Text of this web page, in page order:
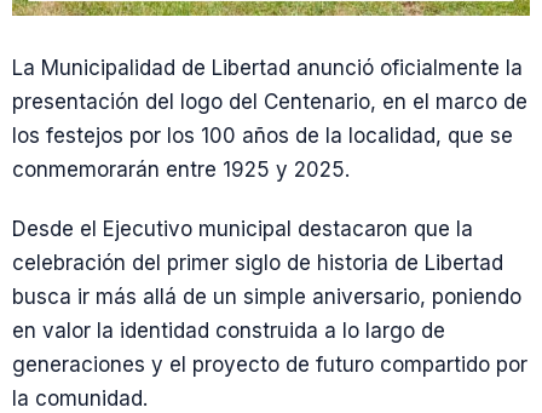
La Municipalidad de Libertad anunció oficialmente la
presentación del logo del Centenario, en el marco de
los festejos por los 100 años de la localidad, que se
conmemorarán entre 1925 y 2025.
Desde el Ejecutivo municipal destacaron que la
celebración del primer siglo de historia de Libertad
busca ir más allá de un simple aniversario, poniendo
en valor la identidad construida a lo largo de
generaciones y el proyecto de futuro compartido por
la comunidad.